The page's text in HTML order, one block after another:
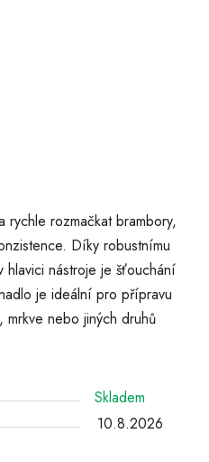
rychle rozmačkat brambory,
Díky robustnímu
hlavici nástroje je šťouchání
je ideální pro přípravu
nebo jiných druhů
Skladem
10.8.2026